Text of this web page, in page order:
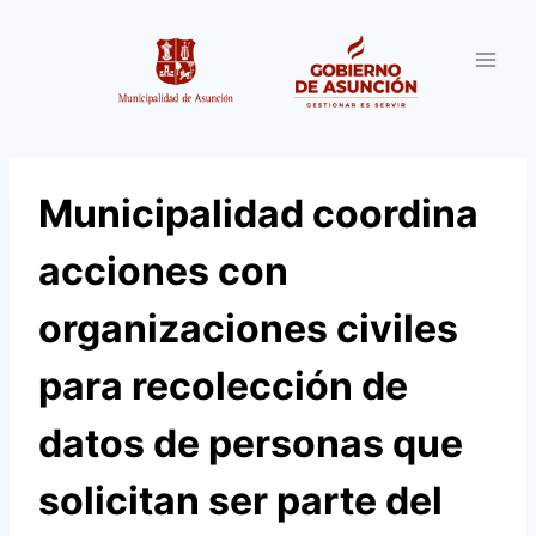
Municipalidad coordina
acciones con
organizaciones civiles
para recolección de
datos de personas que
solicitan ser parte del